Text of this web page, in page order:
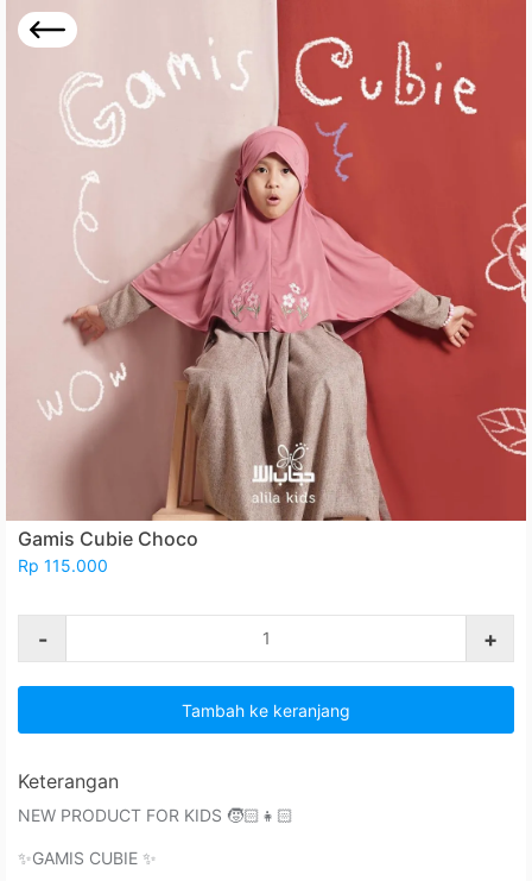
Gamis Cubie Choco
Rp 115.000
- +
Tambah ke keranjang
Keterangan
NEW PRODUCT FOR KIDS 🧒🏻👧🏻⁣⁣
✨GAMIS CUBIE ✨⁣⁣